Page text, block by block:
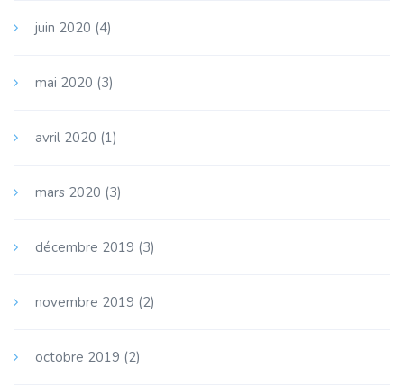
juin 2020 (4)
mai 2020 (3)
avril 2020 (1)
mars 2020 (3)
décembre 2019 (3)
novembre 2019 (2)
octobre 2019 (2)